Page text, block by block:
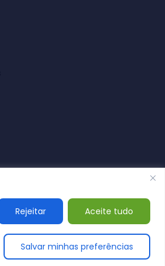
Rejeitar Aceite tudo
Salvar minhas preferências